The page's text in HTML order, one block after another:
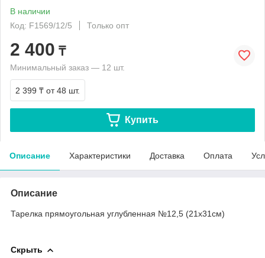
В наличии
Код: F1569/12/5
Только опт
2 400 ₸
Минимальный заказ — 12 шт.
2 399 ₸ от 48 шт.
Купить
Описание Характеристики Доставка Оплата
Описание
Тарелка прямоугольная углубленная №12,5 (21х31см)
Скрыть